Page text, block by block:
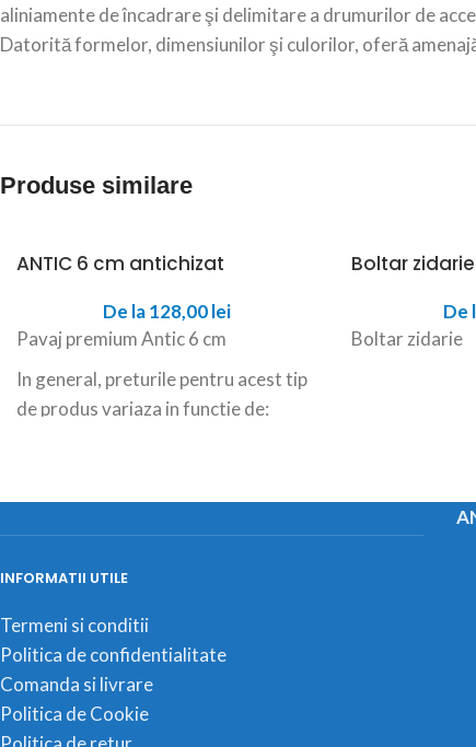
aliniamente de încadrare şi delimitare a drumurilor de
Datorită formelor, dimensiunilor şi culorilor, oferă
Produse similare
ANTIC 6 cm antichizat
De la128,00lei
Pavaj premium Antic 6 cm
In general, preturile pentru acest tip
de produs variaza in functie de:
etc.
Pretul este pe mp si nu include
suplimentare referitor la BUC/MP,
BUC/PALET, KG/PALET, MP/ML
PALET, va invitam sa ne contactati la
numarul de telefon afisat mai jos:
Boltar zidarie
De
Boltar zidarie
INFORMATII UTILE
Termeni si conditii
Politica de confidentialitate
Comanda si livrare
Politica de Cookie